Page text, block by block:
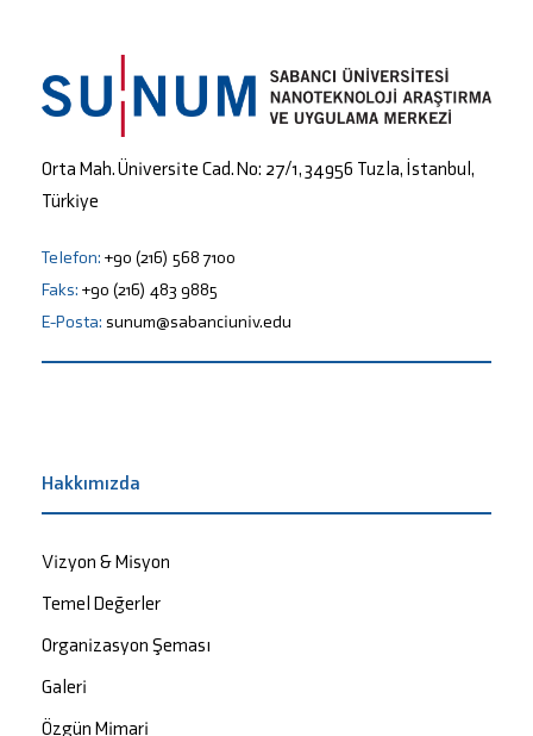
Orta Mah. Üniversite Cad. No: 27/1, 34956 Tuzla, İstanbul,
Türkiye
Telefon: +90 (216) 568 7100
Faks: +90 (216) 483 9885
E-Posta: sunum@sabanciuniv.edu
Hakkımızda
Vizyon & Misyon
Temel Değerler
Organizasyon Şeması
Galeri
Özgün Mimari